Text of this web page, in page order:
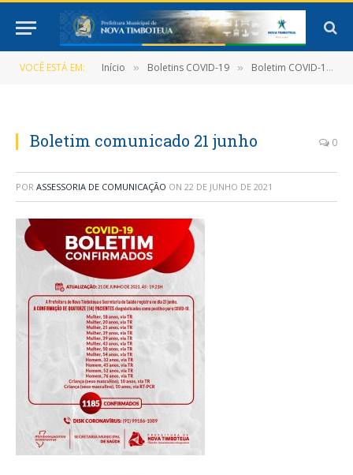
VOCÊ ESTÁ EM: Início » Boletins COVID-19 » Boletim COVID-19 (21/06/2021)
Boletim comunicado 21 junho 0
POR ASSESSORIA DE COMUNICAÇÃO ON 22 DE JUNHO DE 2021